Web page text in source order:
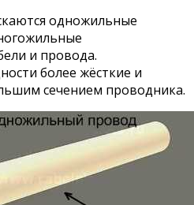
одножильные
и провода.
более жёсткие и
сечением проводника.